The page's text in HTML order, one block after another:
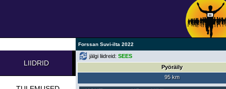
Forssan Suvi-ilta 2022
LIIDRID
jälgi liidreid: SEES
Pyöräily
95 km